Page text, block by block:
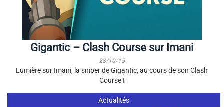
Gigantic – Clash Course sur Imani
28/10/15
Lumière sur Imani, la sniper de Gigantic, au cours de son Clash
Course !
Actualités